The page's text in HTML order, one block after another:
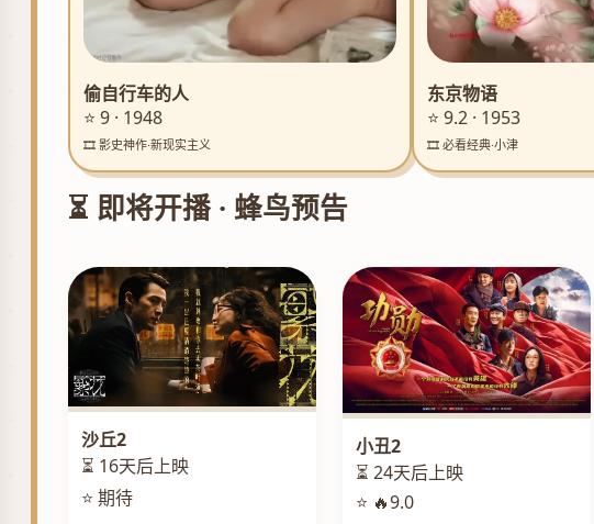
偷自行车的人
⭐ 9 · 1948
🎞️ 影史神作·新现实主义
东京物语
⭐ 9.2 · 1953
🎞️ 必看经典·小津
⏳ 即将开播 · 蜂鸟预告
沙丘2
⏳ 16天后上映
⭐ 期待
小丑2
⏳ 24天后上映
⭐ 🔥9.0